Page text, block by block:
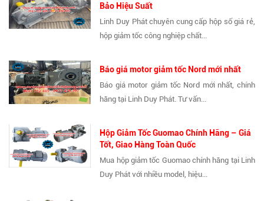
Bảo Hiệu Suất
Linh Duy Phát chuyên cung cấp hộp số giá rẻ,
hộp giảm tốc công nghiệp chất...
Báo giá motor giảm tốc Nord mới nhất
Báo giá motor giảm tốc Nord mới nhất, chính
hãng tại Linh Duy Phát. Tư vấn...
Hộp Giảm Tốc Guomao Chính Hãng – Giá
Tốt, Giao Hàng Toàn Quốc
Mua hộp giảm tốc Guomao chính hãng tại Linh
Duy Phát với nhiều model, hiệu...